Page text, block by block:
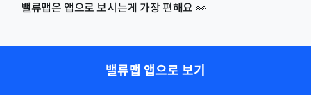
밸류맵은 앱으로 보시는게 가장 편해요 👀
밸류맵 앱으로 보기